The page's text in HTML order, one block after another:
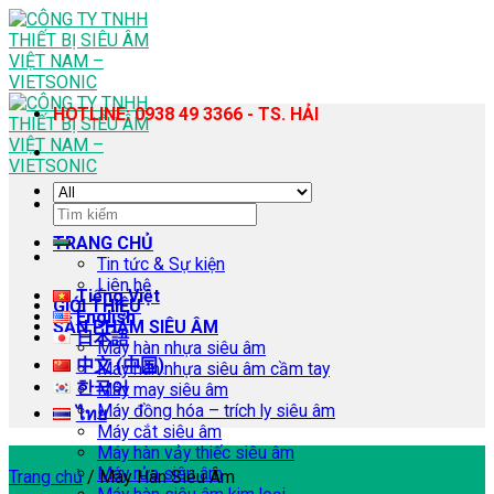
Skip
to
content
TRANG CHỦ
Tin tức & Sự kiện
Liên hệ
GIỚI THIỆU
SẢN PHẨM SIÊU ÂM
Máy hàn nhựa siêu âm
Máy hàn nhựa siêu âm cầm tay
Máy may siêu âm
Máy đồng hóa – trích ly siêu âm
Máy cắt siêu âm
Máy hàn vảy thiếc siêu âm
Máy rửa siêu âm
HOTLINE: 0938 49 3366 - TS. HẢI
Tìm
kiếm:
Tiếng Việt
English
日本語
中文 (中国)
한국어
ไทย
Trang chủ /Máy Hàn Siêu Âm